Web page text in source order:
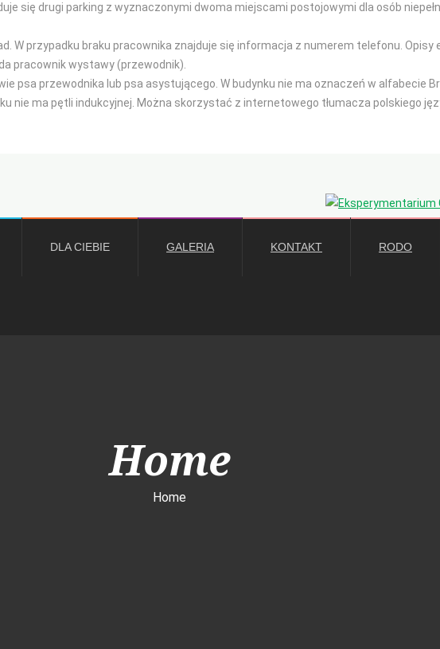
się drugi parking z wyznaczonymi dwoma miejscami postojowymi dla osób
W przypadku braku pracownika znajduje się informacja z numerem telefonu.
pracownik wystawy (przewodnik).
psa przewodnika lub psa asystującego. W budynku nie ma oznaczeń w alfabecie
nie ma pętli indukcyjnej. Można skorzystać z internetowego tłumacza polskiego
DLA CIEBIE GALERIA KONTAKT RODO
Home
Home